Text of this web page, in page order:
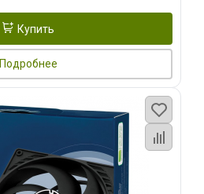
Купить
Подробнее